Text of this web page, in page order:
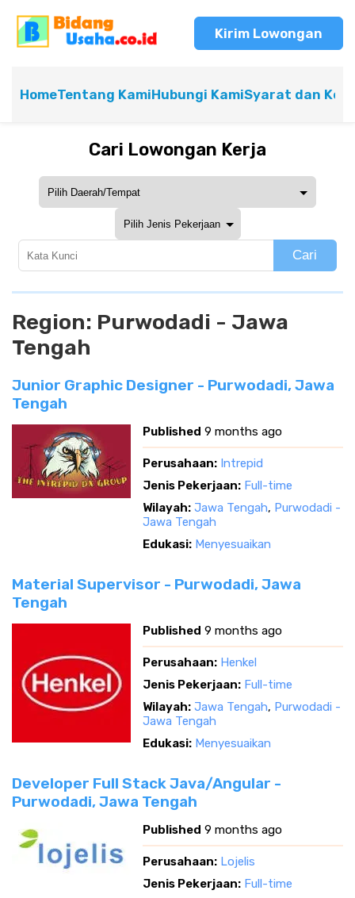
Kirim Lowongan
HomeTentang KamiHubungi KamiSyarat dan
Cari Lowongan Kerja
Cari
Region: Purwodadi - Jawa
Tengah
Junior Graphic Designer - Purwodadi, Jawa
Tengah
Published 9 months ago
Perusahaan: Intrepid
Jenis Pekerjaan: Full-time
Wilayah: Jawa Tengah, Purwodadi -
Jawa Tengah
Edukasi: Menyesuaikan
Material Supervisor - Purwodadi, Jawa
Tengah
Published 9 months ago
Perusahaan: Henkel
Jenis Pekerjaan: Full-time
Wilayah: Jawa Tengah, Purwodadi -
Jawa Tengah
Edukasi: Menyesuaikan
Developer Full Stack Java/Angular -
Purwodadi, Jawa Tengah
Published 9 months ago
Perusahaan: Lojelis
Jenis Pekerjaan: Full-time